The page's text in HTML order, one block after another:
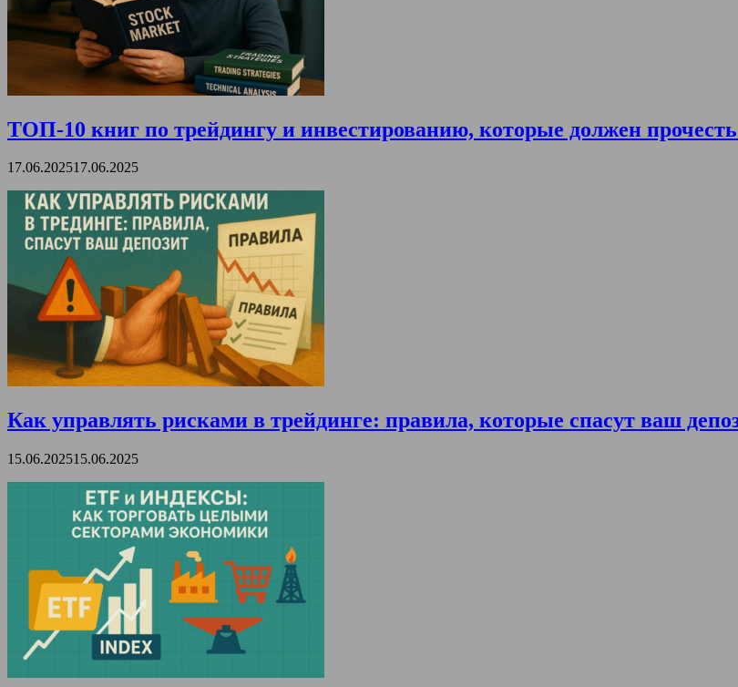
ТОП-10 книг по трейдингу и инвестированию, которые должен
17.06.202517.06.2025
Как управлять рисками в трейдинге: правила, которые спасут ваш
15.06.202515.06.2025